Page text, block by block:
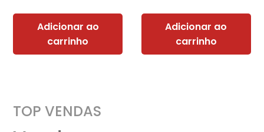
Adicionar ao
carrinho
Adicionar ao
carrinho
TOP VENDAS